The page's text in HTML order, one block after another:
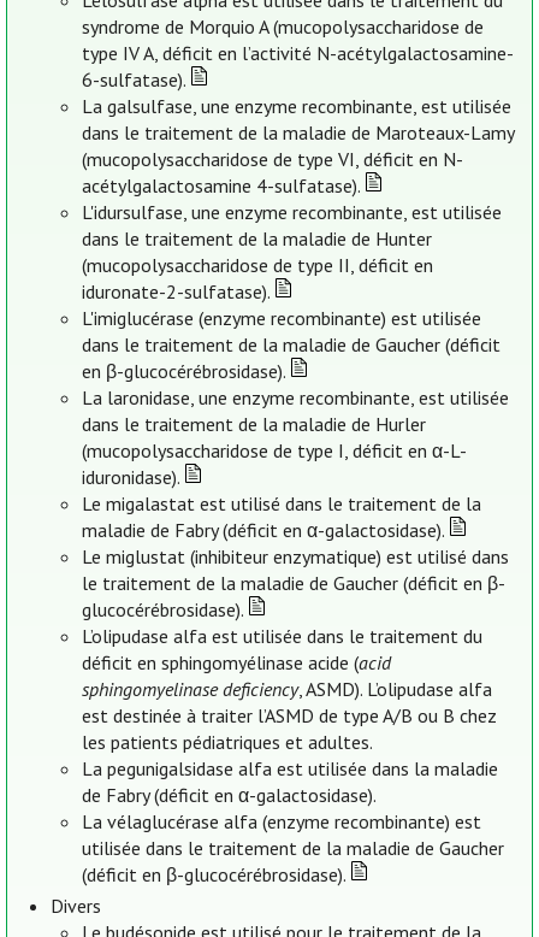
syndrome de Morquio A (mucopolysaccharidose de
type IV A, déficit en l’activité N-acétylgalactosamine-
6-sulfatase).
La galsulfase, une enzyme recombinante, est utilisée
dans le traitement de la maladie de Maroteaux-Lamy
(mucopolysaccharidose de type VI, déficit en N-
acétylgalactosamine 4-sulfatase).
L'idursulfase, une enzyme recombinante, est utilisée
dans le traitement de la maladie de Hunter
(mucopolysaccharidose de type II, déficit en
iduronate-2-sulfatase).
L'imiglucérase (enzyme recombinante) est utilisée
dans le traitement de la maladie de Gaucher (déficit
en β-glucocérébrosidase).
La laronidase, une enzyme recombinante, est utilisée
dans le traitement de la maladie de Hurler
(mucopolysaccharidose de type I, déficit en α-L-
iduronidase).
Le migalastat est utilisé dans le traitement de la
maladie de Fabry (déficit en α-galactosidase).
Le miglustat (inhibiteur enzymatique) est utilisé dans
le traitement de la maladie de Gaucher (déficit en β-
glucocérébrosidase).
L’olipudase alfa est utilisée dans le traitement du
déficit en sphingomyélinase acide (acid
sphingomyelinase deficiency, ASMD). L’olipudase alfa
est destinée à traiter l’ASMD de type A/B ou B chez
les patients pédiatriques et adultes.
La pegunigalsidase alfa est utilisée dans la maladie
de Fabry (déficit en α-galactosidase).
La vélaglucérase alfa (enzyme recombinante) est
utilisée dans le traitement de la maladie de Gaucher
(déficit en β-glucocérébrosidase).
Divers